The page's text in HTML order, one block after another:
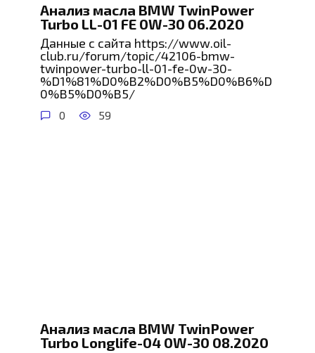
Анализ масла BMW TwinPower
Turbo LL-01 FE 0W-30 06.2020
Данные с сайта https://www.oil-
club.ru/forum/topic/42106-bmw-
twinpower-turbo-ll-01-fe-0w-30-
%D1%81%D0%B2%D0%B5%D0%B6%D
0%B5%D0%B5/
0 59
Анализ масла BMW TwinPower
Turbo Longlife-04 0W-30 08.2020